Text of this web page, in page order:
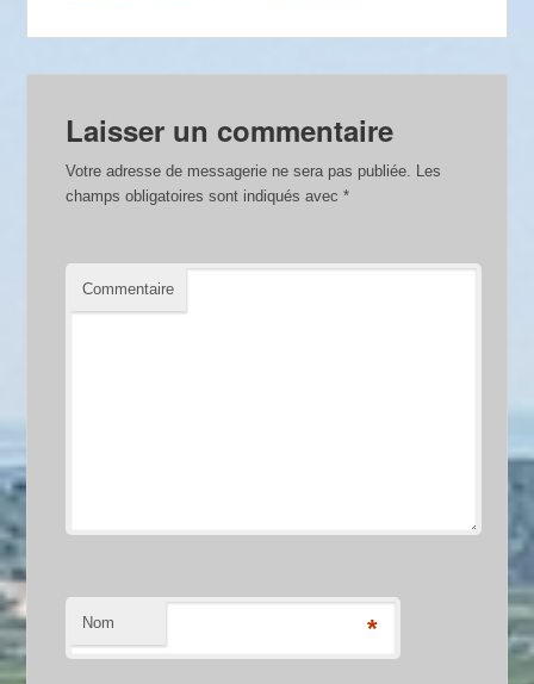
Laisser un commentaire
Votre adresse de messagerie ne sera pas publiée. Les
champs obligatoires sont indiqués avec*
Commentaire
Nom *